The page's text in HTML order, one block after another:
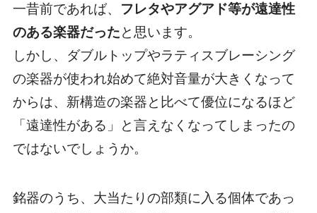
一昔前であれば、 フレタやアグアド等が遠達性
のある楽器だったと思います。
しかし、ダブルトップやラティスブレーシング
の楽器が使われ始めて絶対音量が大きくなって
からは、 新構造の楽器と比べて優位になるほど
「遠達性がある」と言えなくなってしまったの
ではないでしょうか。
銘器のうち、大当たりの部類に入る個体であっ